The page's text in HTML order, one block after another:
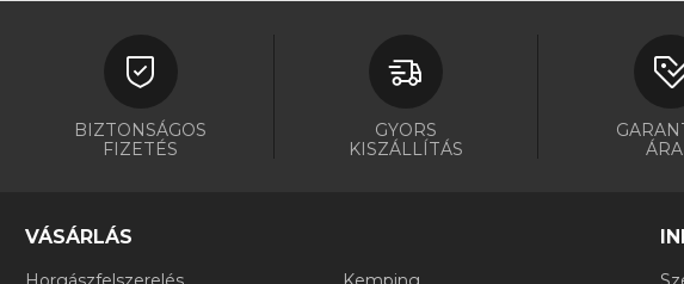
BIZTONSÁGOS
FIZETÉS
GYORS
KISZÁLLÍTÁS
VÁSÁRLÁS